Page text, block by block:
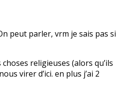
peut parler, vrm je sais pas si
religieuses (alors qu’ils
virer d’ici. en plus j’ai 2